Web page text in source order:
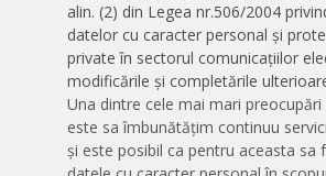
alin. (2) din Legea nr.506/2004
datelor cu caracter personal și
private în sectorul comunicațiilor
modificările și completările
Una dintre cele mai mari
este sa îmbunătățim continuu
și este posibil ca pentru aceasta sa